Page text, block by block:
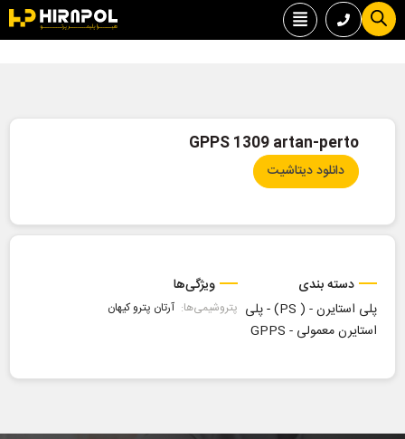
GPPS 1309 artan-perto
دانلود دیتاشیت
دسته بندی
پلی استایرن - ( PS)
-پلی
استایرن معمولی - GPPS
ویژگی‌ها
پتروشیمی‌ها: آرتان پترو کیهان